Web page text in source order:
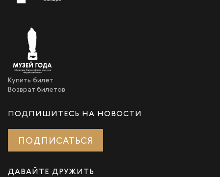
Купить билет
Возврат билетов
ПОДПИШИТЕСЬ НА НОВОСТИ
ПОДПИСАТЬСЯ
ДАВАЙТЕ ДРУЖИТЬ